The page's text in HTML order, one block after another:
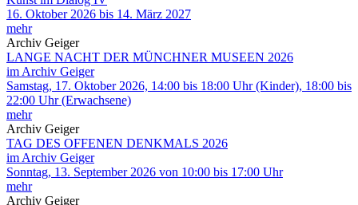
16. Oktober 2026 bis 14. März 2027
mehr
Archiv Geiger
LANGE NACHT DER MÜNCHNER MUSEEN 2026
im Archiv Geiger
Samstag, 17. Oktober 2026, 14:00 bis 18:00 Uhr (Kinder), 18:00 bis
22:00 Uhr (Erwachsene)
mehr
Archiv Geiger
TAG DES OFFENEN DENKMALS 2026
im Archiv Geiger
Sonntag, 13. September 2026 von 10:00 bis 17:00 Uhr
mehr
Archiv Geiger